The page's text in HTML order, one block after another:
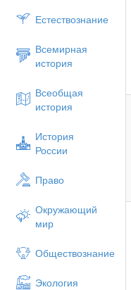
Естествознание
Всемирная
история
Всеобщая
история
История
России
Право
Окружающий
мир
Обществознание
Экология